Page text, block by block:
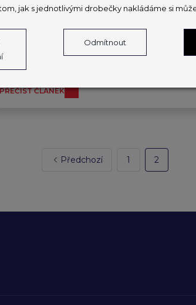
25. 9. 2024
společných zájmů.
PŘEČÍST ČLÁNEK
Předchozí 1 2
jak s jednotlivými drobečky nakládáme si
Odmítnout